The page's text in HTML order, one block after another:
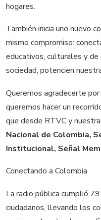
hogares.
También inicia uno nuevo
mismo compromiso:
educativos, culturales y
sociedad, potencien
Queremos agradecerte
queremos hacer un
que desde RTVC y
Nacional de Colombia,
Institucional, Señal
Conectando a Colombia
La radio pública cumplió
ciudadanos, llevando los